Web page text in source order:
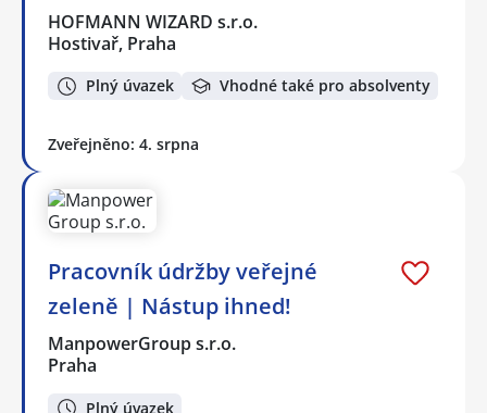
HOFMANN WIZARD s.r.o.
Hostivař, Praha
Plný úvazek Vhodné také pro absolventy
Zveřejněno: 4. srpna
Pracovník údržby veřejné
zeleně | Nástup ihned!
ManpowerGroup s.r.o.
Praha
Plný úvazek